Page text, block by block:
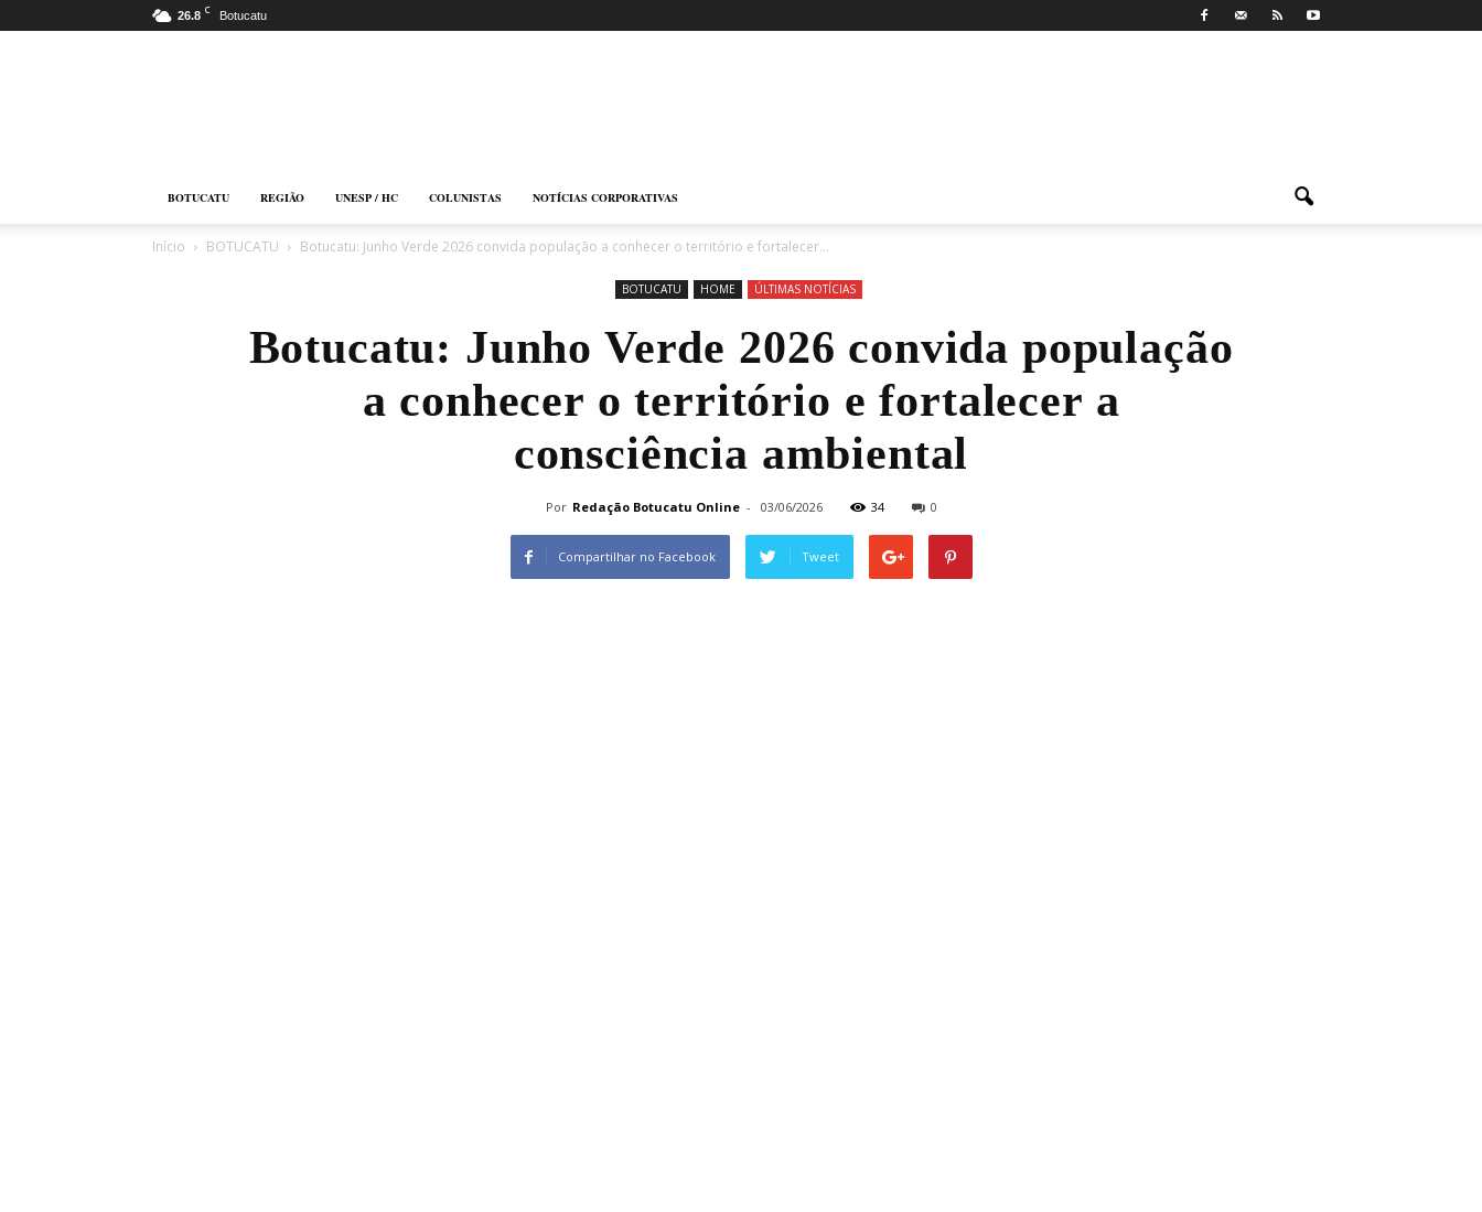
26.8 C Botucatu
BOTUCATU REGIÃO UNESP / HC COLUNISTAS NOTÍCIAS CORPORATIVAS
Início BOTUCATU Botucatu: Junho Verde 2026 convida população a conhecer o território e fortalecer...
BOTUCATU HOME ÚLTIMAS NOTÍCIAS
Botucatu: Junho Verde 2026 convida população
a conhecer o território e fortalecer a
consciência ambiental
Por Redação Botucatu Online - 03/06/2026 34 0
Compartilhar no Facebook Tweet